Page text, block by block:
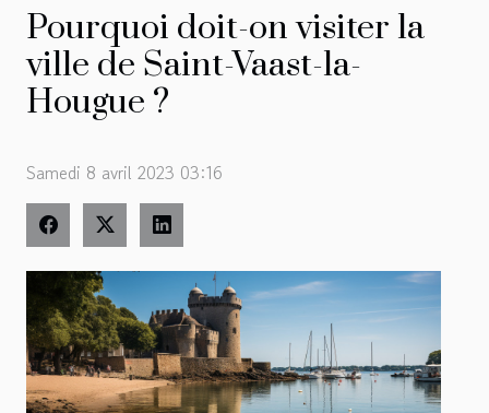
Pourquoi doit-on visiter la
ville de Saint-Vaast-la-
Hougue ?
Samedi 8 avril 2023 03:16